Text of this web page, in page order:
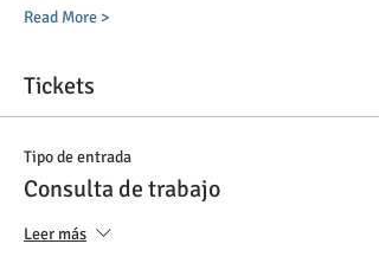
Read More >
Tickets
Tipo de entrada
Consulta de trabajo
Leer más